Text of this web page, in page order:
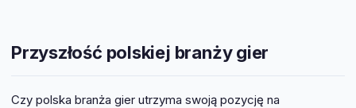
Przyszłość polskiej branży gier
Czy polska branża gier utrzyma swoją pozycję na